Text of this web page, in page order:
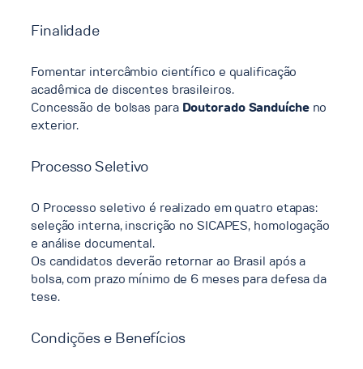
Finalidade
Fomentar intercâmbio científico e qualificação
acadêmica de discentes brasileiros. ​
Concessão de bolsas para Doutorado Sanduícheno
exterior. ​
Processo Seletivo
O Processo seletivo é realizado em quatro etapas:
seleção interna, inscrição no SICAPES, homologação
e análise documental. ​
Os candidatos deverão retornar ao Brasil após a
bolsa, com prazo mínimo de 6 meses para defesa da
tese. ​
Condições e Benefícios